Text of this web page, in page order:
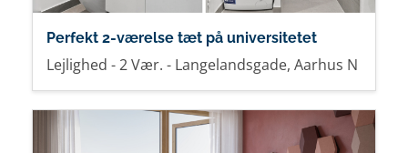
Perfekt 2-værelse tæt på universitetet
Lejlighed - 2 Vær. - Langelandsgade, Aarhus N